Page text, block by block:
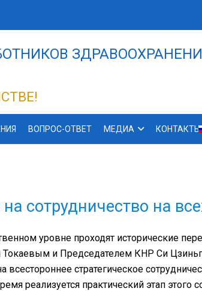
ВОПРОС-ОТВЕТ МЕДИА КОНТАКТЫ
сотрудничество на
уровне проходят исторические
и Председателем КНР Си
всестороннее стратегическое
реализуется практический этап этого